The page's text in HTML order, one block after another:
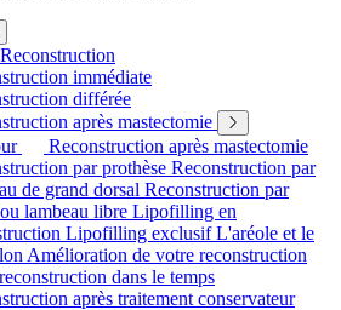
Reconstruction
immédiate
différée
après mastectomie
Reconstruction après mastectomie
par prothèse Reconstruction par
de grand dorsal Reconstruction par
lambeau libre Lipofilling en
Lipofilling exclusifL'aréole et le
Amélioration de votre reconstruction
dans le temps
après traitement conservateur